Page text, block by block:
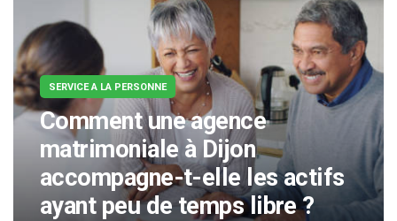
SERVICE A LA PERSONNE
Comment une agence
matrimoniale à Dijon
accompagne-t-elle les actifs
ayant peu de temps libre ?